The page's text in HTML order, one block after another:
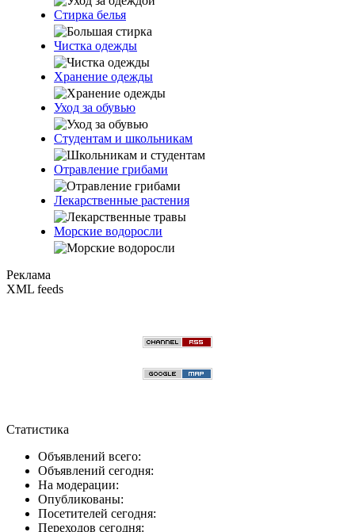
Стирка белья
Чистка одежды
Хранение одежды
Уход за обувью
Студентам и школьникам
Отравление грибами
Лекарственные растения
Морские водоросли
Реклама
XML feeds
Статистика
Объявлений всего:
Объявлений сегодня:
На модерации:
Опубликованы:
Посетителей сегодня:
Переходов сегодня: